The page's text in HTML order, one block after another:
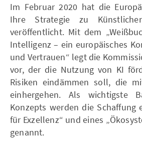
Im Februar 2020 hat die
Ihre Strategie zu
veröffentlicht. Mit dem
Intelligenz – ein europäisches
und Vertrauen“ legt die
vor, der die Nutzung von KI
Risiken eindämmen soll, die
einhergehen. Als wichtigste
Konzepts werden die Schaffung
für Exzellenz“ und eines
genannt.